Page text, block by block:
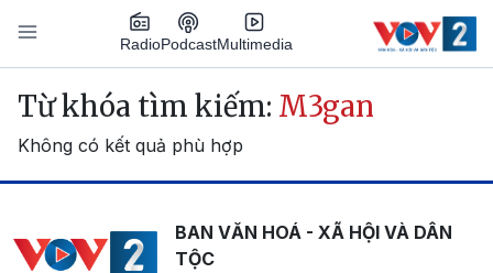
Nhảy đến nội dung
RadioPodcastMultimedia
Main navigation
Từ khóa tìm kiếm: M3gan
Không có kết quả phù hợp
BAN VĂN HOÁ - XÃ HỘI VÀ DÂN
TỘC